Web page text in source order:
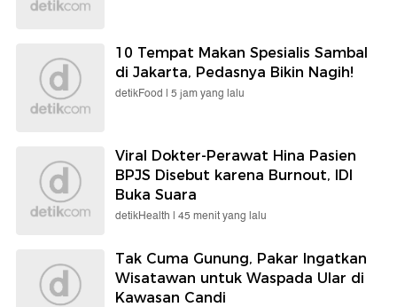
10 Tempat Makan Spesialis Sambal
di Jakarta, Pedasnya Bikin Nagih!
detikFood | 5 jam yang lalu
Viral Dokter-Perawat Hina Pasien
BPJS Disebut karena Burnout, IDI
Buka Suara
detikHealth | 45 menit yang lalu
Tak Cuma Gunung, Pakar Ingatkan
Wisatawan untuk Waspada Ular di
Kawasan Candi